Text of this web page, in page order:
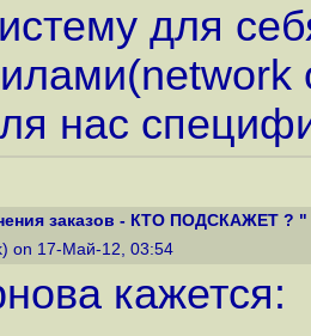
для
нас
заказов - КТО ПОДСКАЖЕТ ? "
on 17-Май-12, 03:54
кажется: